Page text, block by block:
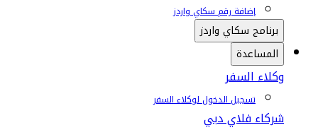
إضافة رقم سكاي واردز
برنامج سكاي واردز
المساعدة
وكلاء السفر
تسجيل الدخول لوكلاء السفر
شركاء فلاي دبي